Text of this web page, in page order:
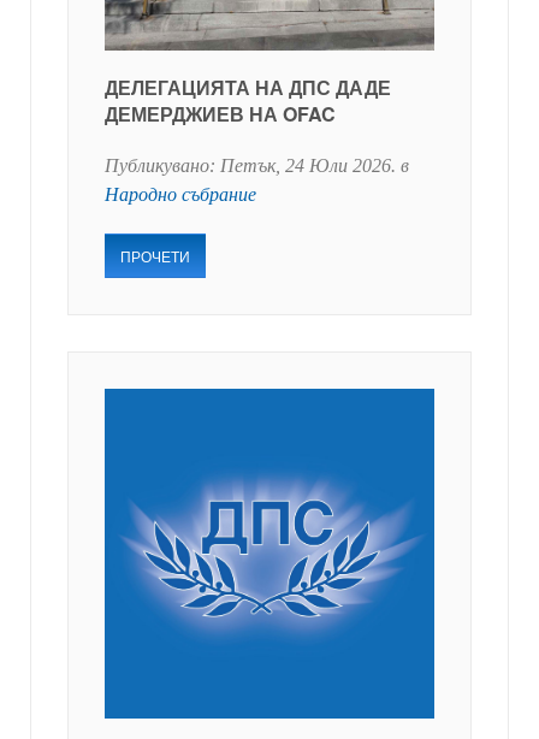
ДЕЛЕГАЦИЯТА НА ДПС ДАДЕ
ДЕМЕРДЖИЕВ НА OFAC
Публикувано: Петък, 24 Юли 2026. в
Народно събрание
ПРОЧЕТИ